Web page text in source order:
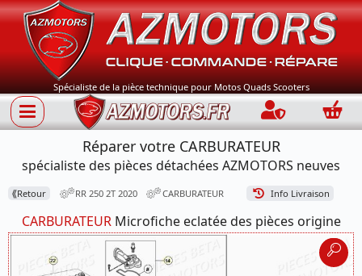
Spécialiste de la pièce technique pour Motos Quads Scooters
Connection
Réparer votre CARBURATEUR
spécialiste des pièces détachées AZMOTORS neuves
⟪Retour RR 250 2T 2020 CARBURATEUR Info Livraison
CARBURATEURMicrofiche eclatée des pièces origine